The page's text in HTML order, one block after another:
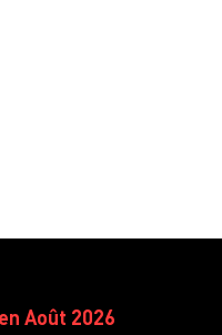
Août 2026